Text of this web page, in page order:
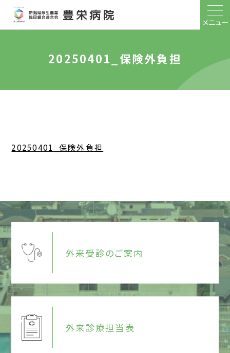
メニュー
20250401_保険外負担
20250401_保険外負担
外来受診のご案内
外来診療担当表